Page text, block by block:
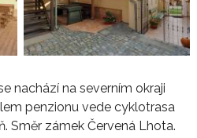
nachází na severním okraji
penzionu vede cyklotrasa
Směr zámek Červená Lhota.